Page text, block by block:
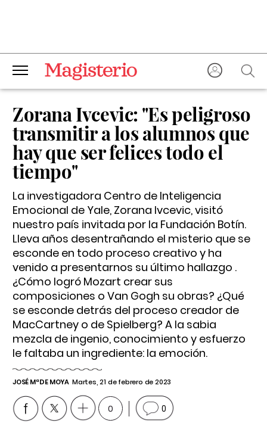
Zorana Ivcevic: "Es peligroso
transmitir a los alumnos que
hay que ser felices todo el
tiempo"
La investigadora Centro de Inteligencia
Emocional de Yale, Zorana Ivcevic, visitó
nuestro país invitada por la Fundación Botín.
Lleva años desentrañando el misterio que se
esconde en todo proceso creativo y ha
venido a presentarnos su último hallazgo .
¿Cómo logró Mozart crear sus
composiciones o Van Gogh su obras? ¿Qué
se esconde detrás del proceso creador de
MacCartney o de Spielberg? A la sabia
mezcla de ingenio, conocimiento y esfuerzo
le faltaba un ingrediente: la emoción.
JOSÉ Mª DE MOYA Martes, 21 de febrero de 2023
0 0